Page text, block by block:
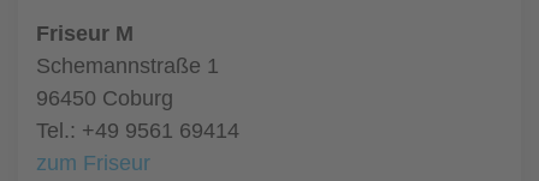
Friseur M
Schemannstraße 1
96450 Coburg
Tel.: +49 9561 69414
zum Friseur